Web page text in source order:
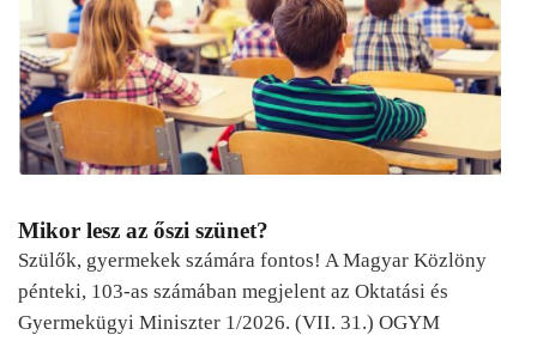
Mikor lesz az őszi szünet?
Szülők, gyermekek számára fontos! A Magyar Közlöny
pénteki, 103-as számában megjelent az Oktatási és
Gyermekügyi Miniszter 1/2026. (VII. 31.) OGYM